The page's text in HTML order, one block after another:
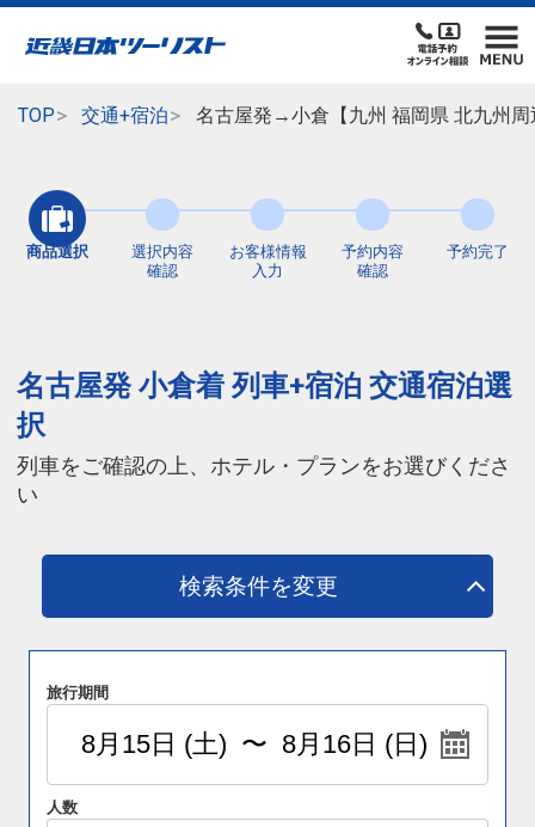
TOP 交通+宿泊 名古屋発→小倉【九州 福岡県 北九州
商品選択
選択内容
確認
お客様情報
入力
予約内容
確認
予約完了
名古屋発 小倉着 列車+宿泊 交通宿泊選
択
列車をご確認の上、ホテル・プランをお選びくださ
い
検索条件を変更
旅行期間
人数